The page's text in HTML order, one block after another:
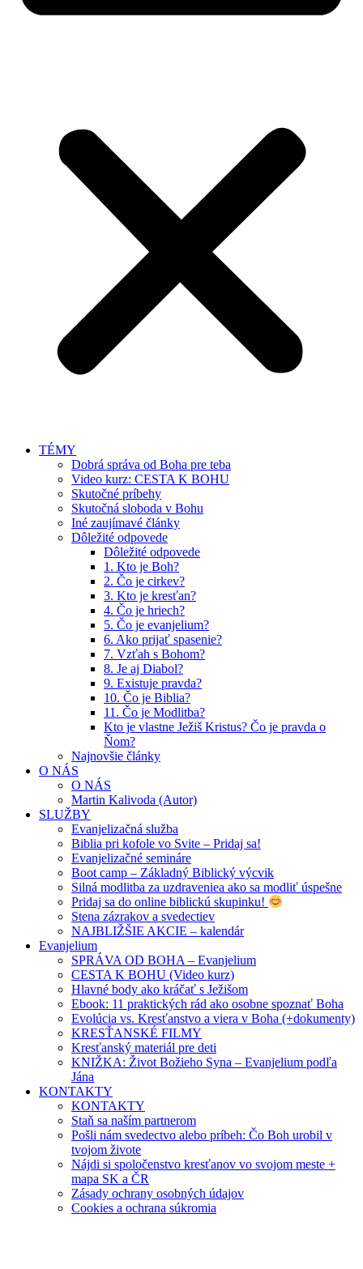
TÉMY
Dobrá správa od Boha pre teba
Video kurz: CESTA K BOHU
Skutočné príbehy
Skutočná sloboda v Bohu
Iné zaujímavé články
Dôležité odpovede
Dôležité odpovede
1. Kto je Boh?
2. Čo je cirkev?
3. Kto je kresťan?
4. Čo je hriech?
5. Čo je evanjelium?
6. Ako prijať spasenie?
7. Vzťah s Bohom?
8. Je aj Diabol?
9. Existuje pravda?
10. Čo je Biblia?
11. Čo je Modlitba?
Kto je vlastne Ježiš Kristus? Čo je pravda o
Ňom?
Najnovšie články
O NÁS
O NÁS
Martin Kalivoda (Autor)
SLUŽBY
Evanjelizačná služba
Biblia pri kofole vo Svite – Pridaj sa!
Evanjelizačné semináre
Boot camp – Základný Biblický výcvik
Silná modlitba za uzdraveniea ako sa modliť úspešne
Pridaj sa do online biblickú skupinku!
Stena zázrakov a svedectiev
NAJBLIŽŠIE AKCIE – kalendár
Evanjelium
SPRÁVA OD BOHA – Evanjelium
CESTA K BOHU (Video kurz)
Hlavné body ako kráčať s Ježišom
Ebook: 11 praktických rád ako osobne spoznať Boha
Evolúcia vs. Kresťanstvo a viera v Boha (+dokumenty)
KRESŤANSKÉ FILMY
Kresťanský materiál pre deti
KNIŽKA: Život Božieho Syna – Evanjelium podľa
Jána
KONTAKTY
KONTAKTY
Staň sa naším partnerom
Pošli nám svedectvo alebo príbeh: Čo Boh urobil v
tvojom živote
Nájdi si spoločenstvo kresťanov vo svojom meste +
mapa SK a ČR
Zásady ochrany osobných údajov
Cookies a ochrana súkromia